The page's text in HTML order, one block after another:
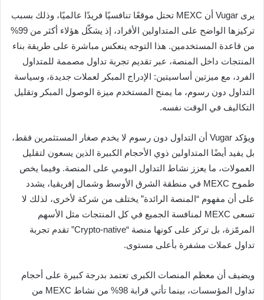
يرى Vugar أن MEXC تحتل موقعًا تنافسيًا فريدًا عالميًا، وذلك بسبب
تركيزها الواضح على المتداولين الأفراد، إذ يشكّل هؤلاء أكثر من 99%
من قاعدة المستخدمين. هذا التوجه ينعكس مباشرة على طريقة بناء
المنتجات داخل المنصة، عبر تقديم تجربة تداول مصممة للمتداول
الفرد، مع ميزتين أساسيتين: الإدراج المبكر لعملات جديدة، وسياسة
التداول دون رسوم، ما يمنح المستخدم ميزة الوصول المبكر وتقليل
التكاليف في الوقت نفسه.
ويؤكد Vugar أن التداول دون رسوم لا يخدم صغار المستثمرين فقط،
بل يفيد أيضًا المتداولين ذوي الأحجام الكبيرة الذين يسعون لتقليل
العمولات، ما يعزز نشاط التداول اليومي على المنصة. وفيما يخص
طموح MEXC في منطقة الشرق الأوسط وشمال إفريقيا، يشدد
على أن مفهوم “المنصة الرائدة” يختلف من شركة لأخرى، لذلك لا
تسعى MEXC لمنافسة الجميع في كل المنتجات مثل الأسهم
المرمّزة، بل تركز على كونها منصة “Crypto-native” تقدم تجربة
تداول عملات مشفرة بأعلى مستوى.
ويضيف أن معظم المنصات الكبرى تعتمد بدرجة كبيرة على أحجام
تداول المؤسسات، بينما تأتي قرابة 98% من نشاط MEXC من